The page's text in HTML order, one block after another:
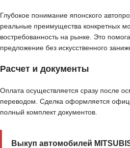
Глубокое понимание японского
реальные преимущества конкретных
востребованность на рынке. Это
предложение без искусственного
Расчет и документы
Оплата осуществляется сразу после
переводом. Сделка оформляется
полный комплект документов.
Выкуп автомобилей